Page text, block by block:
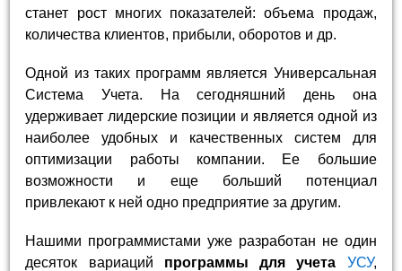
станет рост многих показателей: объема продаж,
количества клиентов, прибыли, оборотов и др.
Одной из таких программ является Универсальная
Система Учета. На сегодняшний день она
удерживает лидерские позиции и является одной из
наиболее удобных и качественных систем для
оптимизации работы компании. Ее большие
возможности и еще больший потенциал
привлекают к ней одно предприятие за другим.
Нашими программистами уже разработан не один
десяток вариаций программы для учета УСУ,